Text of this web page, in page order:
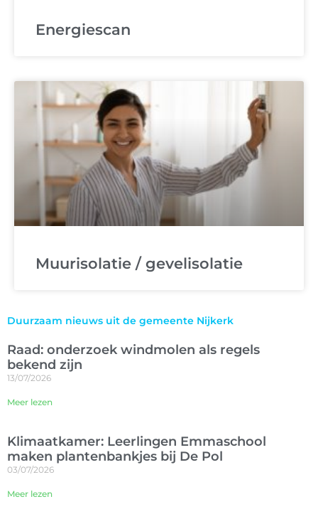
Energiescan
Muurisolatie / gevelisolatie
Duurzaam nieuws uit de gemeente Nijkerk
Raad: onderzoek windmolen als regels
bekend zijn
13/07/2026
Meer lezen
Klimaatkamer: Leerlingen Emmaschool
maken plantenbankjes bij De Pol
03/07/2026
Meer lezen